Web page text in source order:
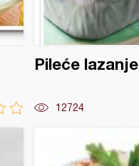
Pileće lazanje
12724